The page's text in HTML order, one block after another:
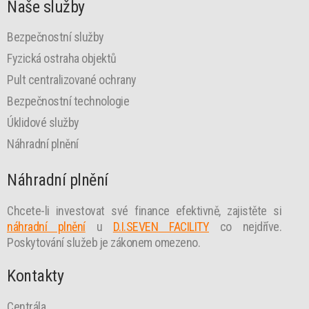
Naše služby
Bezpečnostní služby
Fyzická ostraha objektů
Pult centralizované ochrany
Bezpečnostní technologie
Úklidové služby
Náhradní plnění
Náhradní plnění
Chcete-li investovat své finance efektivně, zajistěte si
náhradní plněníu D.I.SEVEN FACILITY co nejdříve.
Poskytování služeb je zákonem omezeno.
Kontakty